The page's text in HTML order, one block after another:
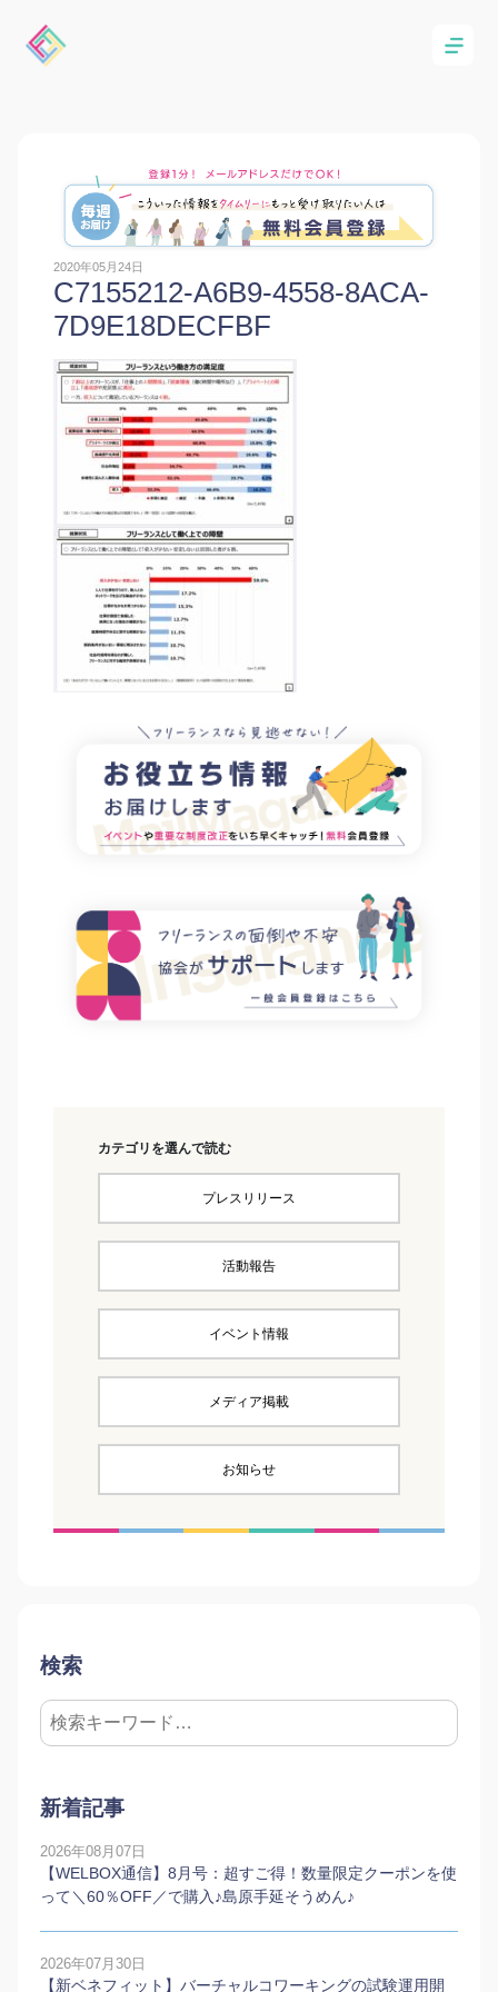
2020年05月24日
C7155212-A6B9-4558-8ACA-
7D9E18DECFBF
カテゴリを選んで読む
プレスリリース
活動報告
イベント情報
メディア掲載
お知らせ
検索
新着記事
2026年08月07日
【WELBOX通信】8月号：超すご得！数量限定クーポンを使
って＼60％OFF／で購入♪島原手延そうめん♪
2026年07月30日
【新ベネフィット】バーチャルコワーキングの試験運用開